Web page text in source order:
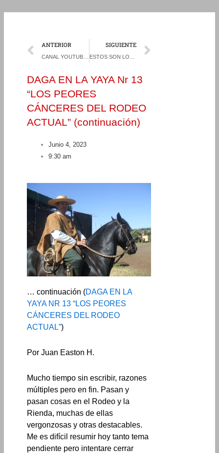
Prev
ANTERIOR SIGUIENTE
DAGA EN LA YAYA Nr 13
“LOS PEORES
CÁNCERES DEL RODEO
ACTUAL” (continuación)
Junio 4, 2023
9:30 am
… continuación (DAGA EN LA
YAYA NR 13 “LOS PEORES
CÁNCERES DEL RODEO
ACTUAL”)
Por Juan Easton H.
Mucho tiempo sin escribir, razones
múltiples pero en fin. Pasan y
pasan cosas en el Rodeo y la
Rienda, muchas de ellas
vergonzosas y otras destacables.
Me es difícil resumir hoy tanto tema
pendiente pero intentare cerrar